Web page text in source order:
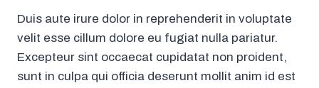
Duis aute irure dolor in reprehenderit in voluptate
velit esse cillum dolore eu fugiat nulla pariatur.
Excepteur sint occaecat cupidatat non proident,
sunt in culpa qui officia deserunt mollit anim id est